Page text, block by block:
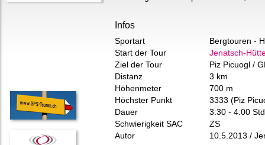
Infos
Sportart
Bergtouren -
Start der Tour
Jenatsch-
Ziel der Tour
Piz Picuogl /
Distanz
3 km
Höhenmeter
700 m
Höchster Punkt
3333 (Piz
Dauer
3:30 - 4:00
Schwierigkeit SAC
ZS
Autor
10.5.2013 /